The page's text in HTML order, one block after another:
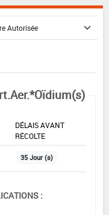
DÉLAIS AVANT
RÉCOLTE
35 Jour (s)
: